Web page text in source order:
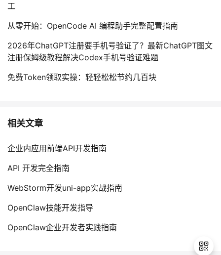
工
从零开始：OpenCode AI 编程助手完整配置指南
2026年ChatGPT注册要手机号验证了？最新ChatGPT图文
注册保姆级教程解决Codex手机号验证难题
免费Token领取实操：轻轻松松节约几百块
相关文章
企业内应用前端API开发指南
API 开发完全指南
WebStorm开发uni-app实战指南
OpenClaw技能开发指导
OpenClaw企业开发者实践指南